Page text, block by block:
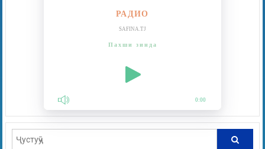
РАДИО
SAFINA.TJ
Пахши зинда
0:00